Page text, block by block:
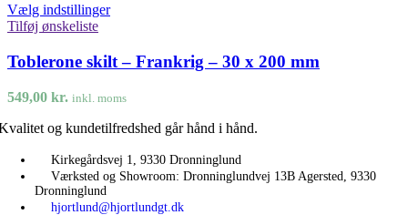
Vælg indstillinger
Tilføj ønskeliste
Toblerone skilt – Frankrig – 30 x 200 mm
549,00 kr. inkl. moms
og kundetilfredshed går hånd i hånd.
Kirkegårdsvej 1, 9330 Dronninglund
Værksted og Showroom: Dronninglundvej 13B Agersted, 9330
Dronninglund
hjortlund@hjortlundgt.dk